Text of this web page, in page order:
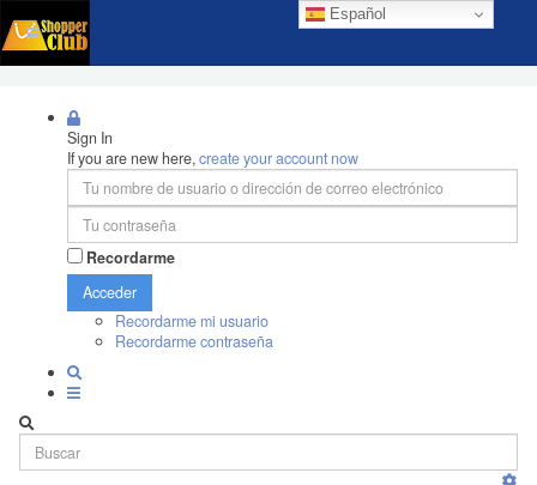
Español
Sign In
If you are new here,create your account now
Recordarme
Acceder
Recordarme mi usuario
Recordarme contraseña